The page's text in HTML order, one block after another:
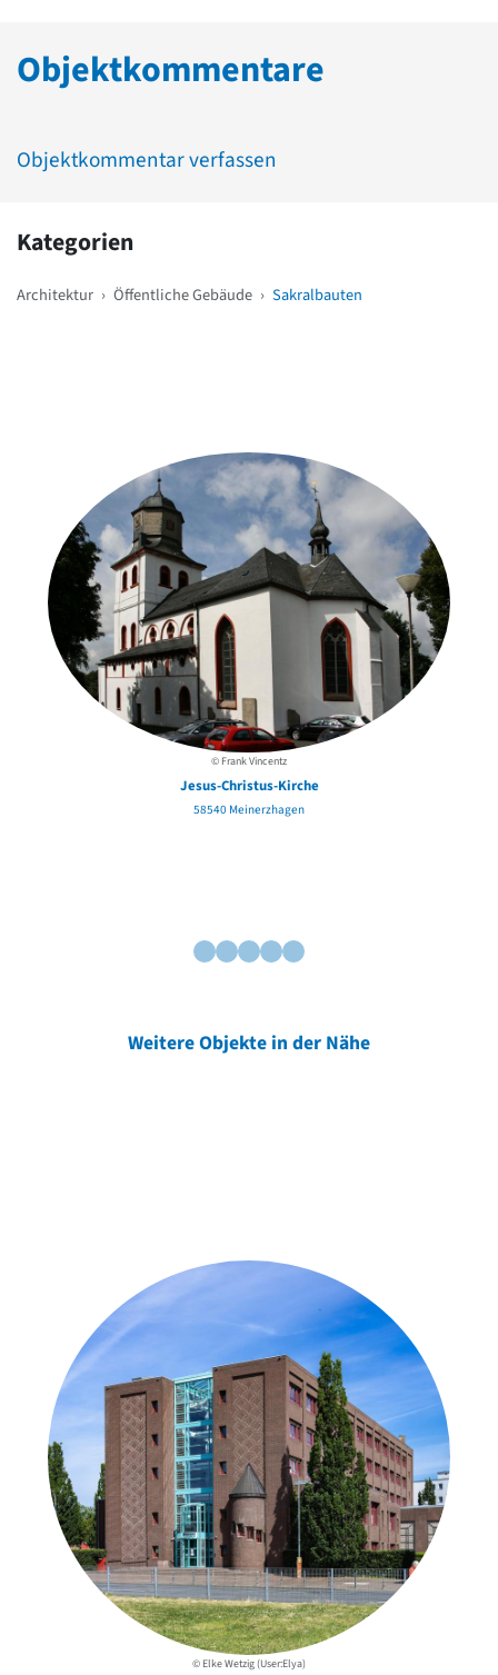
Objektkommentare
Objektkommentar verfassen
Kategorien
Architektur › Öffentliche Gebäude › Sakralbauten
© Frank Vincentz
Jesus-Christus-Kirche
58540 Meinerzhagen
Weitere Objekte in der Nähe
© Elke Wetzig (User:Elya)